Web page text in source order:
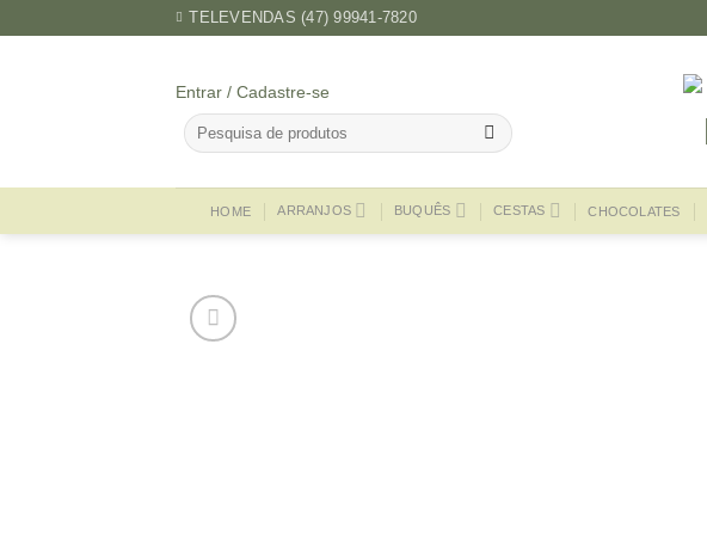
TELEVENDAS (47) 99941-7820
Entrar / Cadastre-se
Pesquisar
por:
HOME ARRANJOS BUQUÊS CESTAS CHOCOLATES